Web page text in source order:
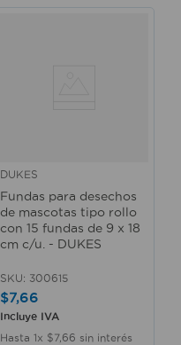
DUKES
Fundas para desechos
de mascotas tipo rollo
con 15 fundas de 9 x 18
cm c/u. - DUKES
SKU: 300615
$7,66
Incluye IVA
Hasta 1x $7, 66 sin interés